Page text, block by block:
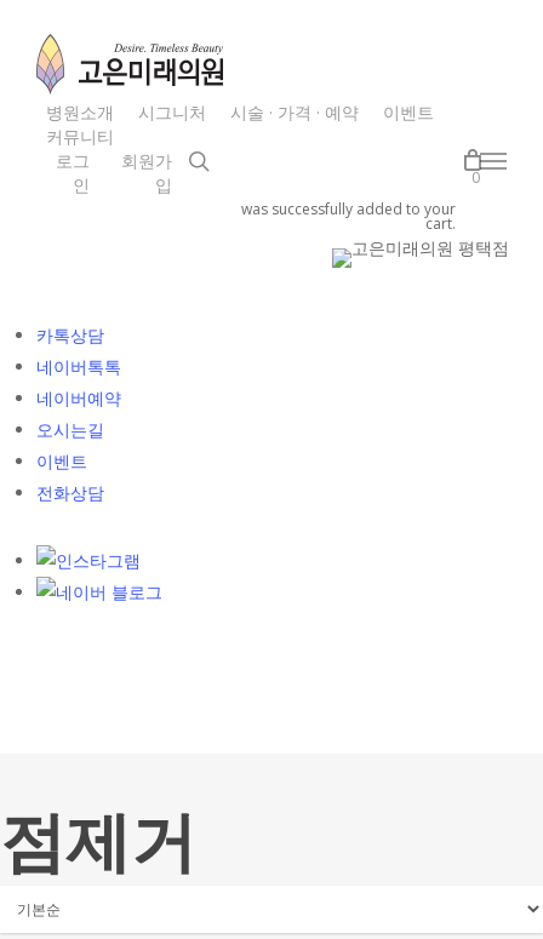
카톡상담
네이버톡톡
네이버예약
오시는길
이벤트
전화상담
main
content병원소개 시그니처 시술 · 가격 · 예약
이벤트
커뮤니티
로그
인
회원가
입
0
was successfully added to your
cart.
Menu
점제거